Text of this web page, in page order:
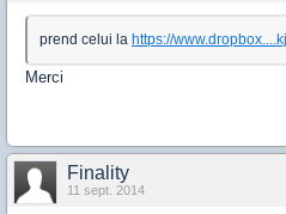
prend celui la https://
Merci
Finality
11 sept. 2014